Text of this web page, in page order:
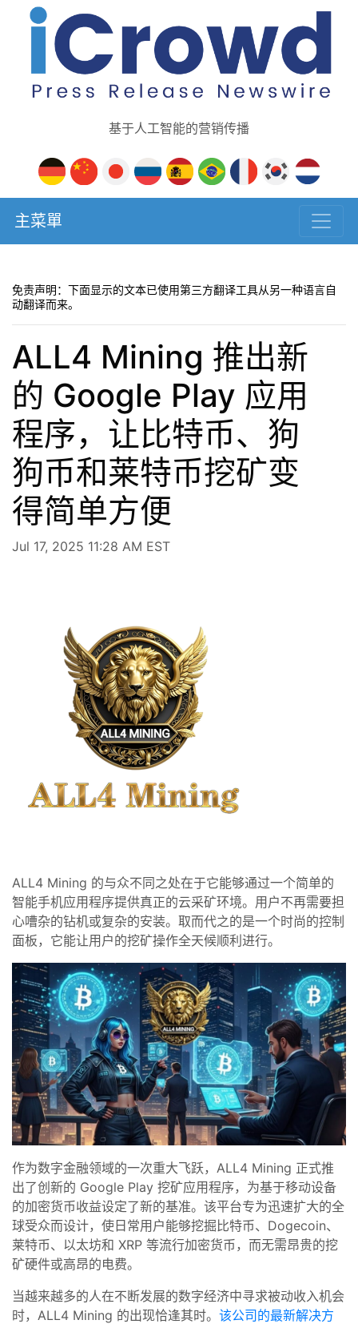
基于人工智能的营销传播
主菜單
免责声明：下面显示的文本已使用第三方翻译工具从另一种语言自
动翻译而来。
ALL4 Mining 推出新
的 Google Play 应用
程序，让比特币、狗
狗币和莱特币挖矿变
得简单方便
Jul 17, 2025 11:28 AM EST
ALL4 Mining 的与众不同之处在于它能够通过一个简单的
智能手机应用程序提供真正的云采矿环境。用户不再需要担
心嘈杂的钻机或复杂的安装。取而代之的是一个时尚的控制
面板，它能让用户的挖矿操作全天候顺利进行。
作为数字金融领域的一次重大飞跃，ALL4 Mining 正式推
出了创新的 Google Play 挖矿应用程序，为基于移动设备
的加密货币收益设定了新的基准。该平台专为迅速扩大的全
球受众而设计，使日常用户能够挖掘比特币、Dogecoin、
莱特币、以太坊和 XRP 等流行加密货币，而无需昂贵的挖
矿硬件或高昂的电费。
当越来越多的人在不断发展的数字经济中寻求被动收入机会
时，ALL4 Mining 的出现恰逢其时。 该公司的最新解决方